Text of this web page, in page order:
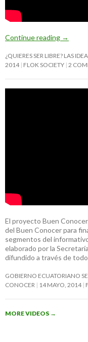
Continue reading →
¿QUIERES SER LIBRE? LAS
2014 FLOK SOCIETY 2
El proyecto Buen
del Buen Conocer para
segmentos del
elaborado por la
difundido a través de
GOBIERNO ECUATORIANO
CONOCER
14 MAYO, 2014
MORE VIDEOS →